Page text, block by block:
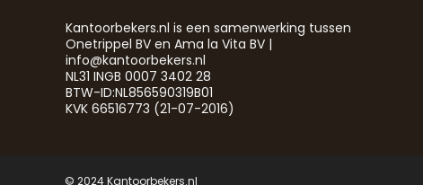
Kantoorbekers.nl is een samenwerking tussen
Onetrippel BV en Ama la Vita BV |
info@kantoorbekers.nl
NL31 INGB 0007 3402 28
BTW-ID:NL856590319B01
KVK 66516773 (21-07-2016)
© 2024 Kantoorbekers.nl